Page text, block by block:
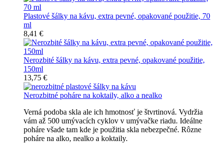
Plastové šálky na kávu, extra pevné, opakované použitie, 70
ml
8,41 €
Nerozbité šálky na kávu, extra pevné, opakované použitie,
150ml
13,75 €
Nerozbitné poháre na koktaily, alko a nealko
Verná podoba skla ale ich hmotnosť je štvrtinová. Vydržia
vám až 500 umývacích cyklov v umývačke riadu. Ideálne
poháre všade tam kde je použitia skla nebezpečné. Rôzne
poháre na alko, nealko a koktaily.